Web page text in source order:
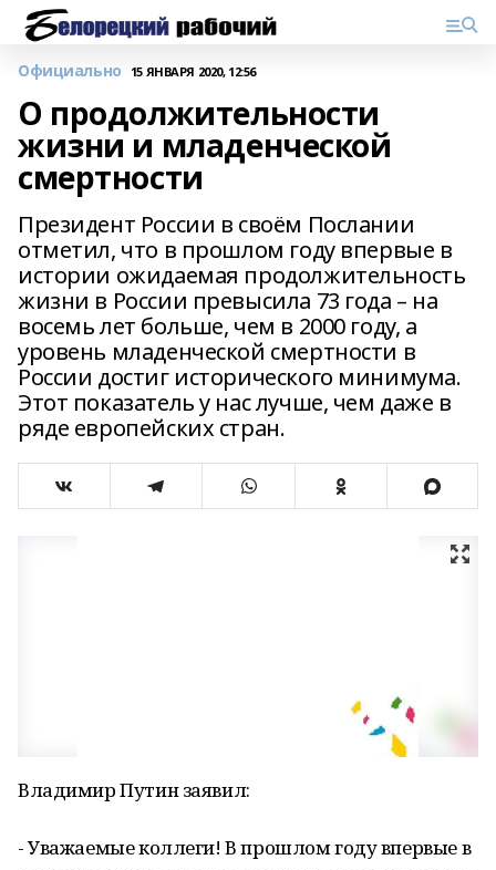
Официально 15 ЯНВАРЯ 2020, 12:56
О продолжительности
жизни и младенческой
смертности
Президент России в своём Послании
отметил, что в прошлом году впервые в
истории ожидаемая продолжительность
жизни в России превысила 73 года – на
восемь лет больше, чем в 2000 году, а
уровень младенческой смертности в
России достиг исторического минимума.
Этот показатель у нас лучше, чем даже в
ряде европейских стран.
Владимир Путин заявил:
- Уважаемые коллеги! В прошлом году впервые в